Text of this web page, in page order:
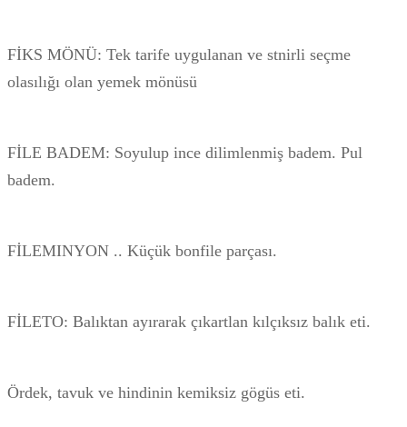
FİKS MÖNÜ: Tek tarife uygulanan ve stnirli seçme
olasılığı olan yemek mönüsü
FİLE BADEM: Soyulup ince dilimlenmiş badem. Pul
badem.
FİLEMINYON .. Küçük bonfile parçası.
FİLETO: Balıktan ayırarak çıkartlan kılçıksız balık eti.
Ördek, tavuk ve hindinin kemiksiz gögüs eti.